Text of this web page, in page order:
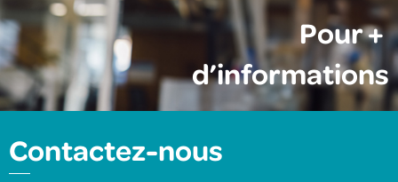
Pour +
d’informations
Contactez-nous